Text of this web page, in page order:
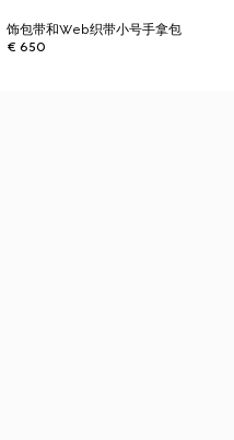
饰包带和Web织带小号手拿包
€ 650